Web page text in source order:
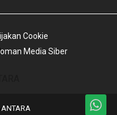
Cookie
Media Siber